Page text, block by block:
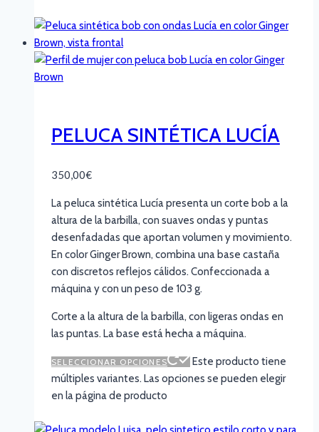
PELUCA SINTÉTICA LUCÍA
350,00€
La peluca sintética Lucía presenta un corte bob a la
altura de la barbilla, con suaves ondas y puntas
desenfadadas que aportan volumen y movimiento.
En color Ginger Brown, combina una base castaña
con discretos reflejos cálidos. Confeccionada a
máquina y con un peso de 103 g.
Corte a la altura de la barbilla, con ligeras ondas en
las puntas. La base está hecha a máquina.
SELECCIONAR OPCIONES
Este producto tiene
múltiples variantes. Las opciones se pueden elegir
en la página de producto